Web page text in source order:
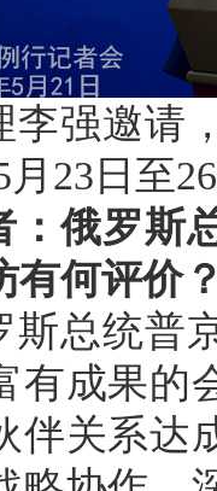
李强邀请
月23日至
：俄罗斯
有何评价
斯总统普
有成果的
伴关系达